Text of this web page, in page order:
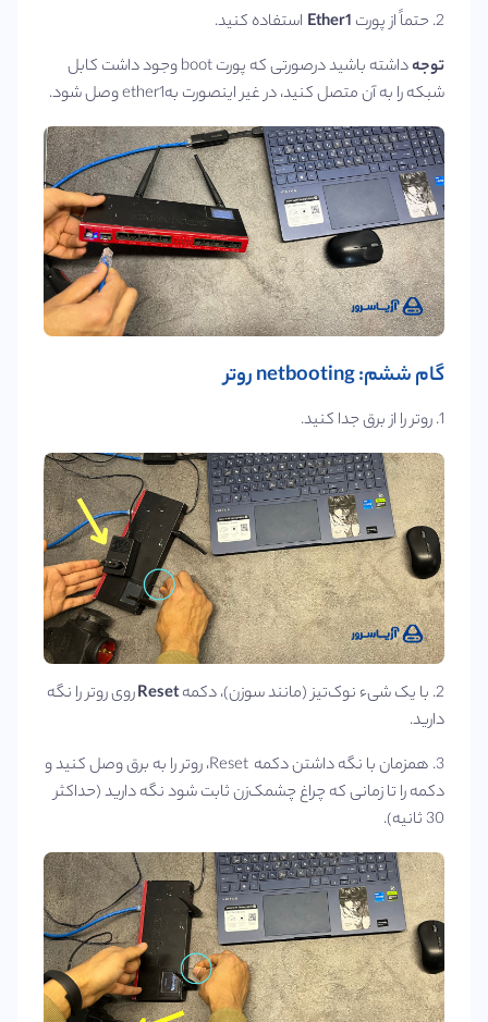
2. حتماً از پورت Ether1 استفاده کنید.
توجه
داشته باشید درصورتی که پورت boot وجود داشت کابل
شبکه را به آن متصل کنید، در غیر اینصورت بهether1 وصل شود.
گام ششم: netbooting روتر
1. روتر را از برق جدا کنید.
2. با یک شیء نوک‌تیز (مانند سوزن)، دکمه Resetروی روتر را نگه
دارید.
3. همزمان با نگه داشتن دکمه Reset، روتر را به برق وصل کنید و
دکمه را تا زمانی که چراغ چشمک‌زن ثابت شود نگه دارید (حداکثر
30 ثانیه).